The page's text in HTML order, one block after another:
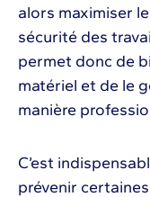
alors maximiser
sécurité des
permet donc de
matériel et de le
manière
C’est
prévenir